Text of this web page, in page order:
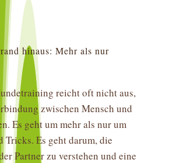
hinaus: Mehr als nur
reicht oft nicht aus,
zwischen Mensch und
Es geht um mehr als nur um
Tricks. Es geht darum, die
Partner zu verstehen und eine